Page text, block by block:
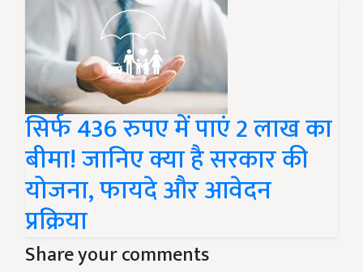
सिर्फ 436 रुपए में पाएं 2 लाख का
बीमा! जानिए क्या है सरकार की
योजना, फायदे और आवेदन
प्रक्रिया
Share your comments